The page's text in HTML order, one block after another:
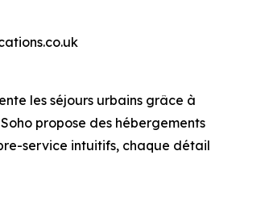
les séjours urbains grâce à
propose des hébergements
service intuitifs, chaque détail